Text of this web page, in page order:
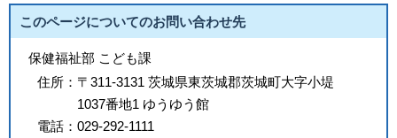
このページについてのお問い合わせ先
保健福祉部 こども課
住所： 〒311-3131 茨城県東茨城郡茨城町大字小堤
1037番地1 ゆうゆう館
電話： 029-292-1111